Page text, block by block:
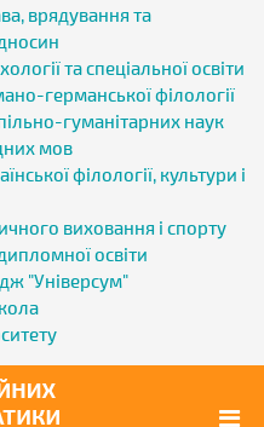
врядування та
та спеціальної освіти
германської філології
гуманітарних наук
мов
філології, культури і
виховання і спорту
освіти
"Універсум"